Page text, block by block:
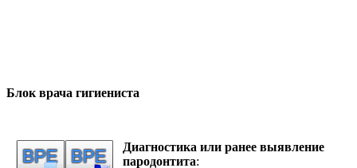
Блок врача гигиениста
Диагностика или ранее выявление
пародонтита: